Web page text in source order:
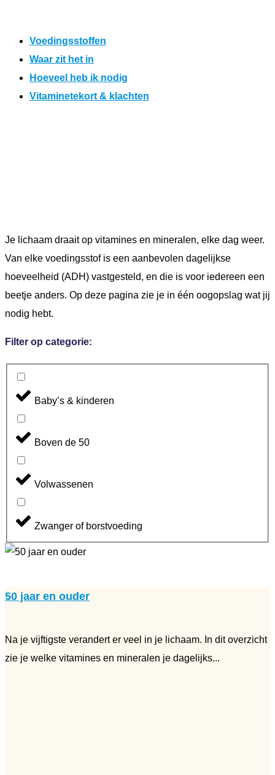
Voedingsstoffen
Waar zit het in
Hoeveel heb ik nodig
Vitaminetekort & klachten
Je lichaam draait op vitamines en mineralen, elke dag weer.
Van elke voedingsstof is een aanbevolen dagelijkse
hoeveelheid (ADH) vastgesteld, en die is voor iedereen een
beetje anders. Op deze pagina zie je in één oogopslag wat jij
nodig hebt.
Filter op categorie:
Baby’s & kinderen
Boven de 50
Volwassenen
Zwanger of borstvoeding
50 jaar en ouder
Na je vijftigste verandert er veel in je lichaam. In dit overzicht
zie je welke vitamines en mineralen je dagelijks...